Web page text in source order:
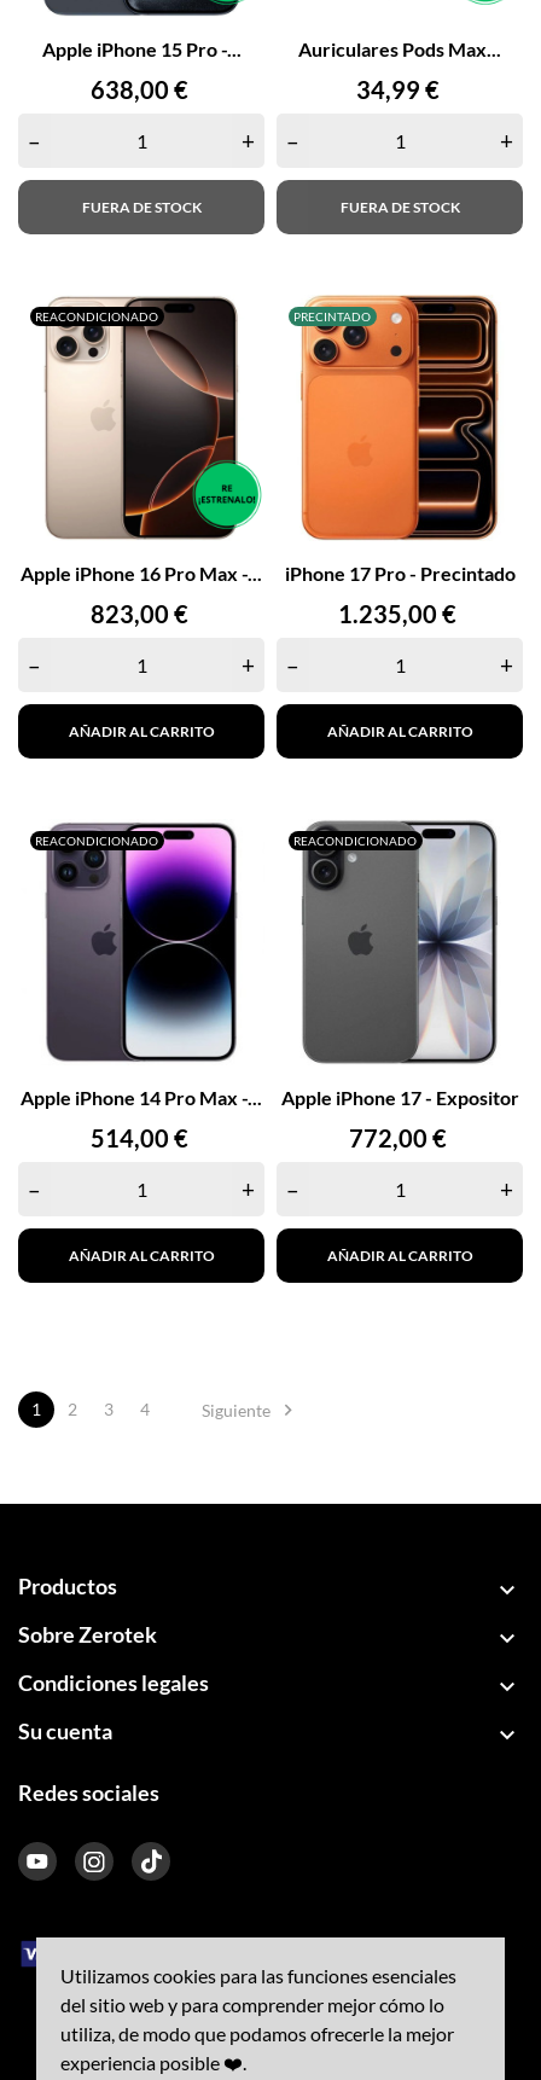
Utilizamos cookies para las funciones esenciales
del sitio web y para comprender mejor cómo lo
utiliza, de modo que podamos ofrecerle la mejor
experiencia posible ❤️.
Apple iPhone 15 Pro -...
Precio
638,00 €
– +
FUERA DE STOCK
Auriculares Pods Max...
Precio
34,99 €
– +
FUERA DE STOCK
REACONDICIONADO
Apple iPhone 16 Pro Max -...
Precio
823,00 €
– +
AÑADIR AL CARRITO
PRECINTADO
iPhone 17 Pro - Precintado
Precio
1.235,00 €
– +
AÑADIR AL CARRITO
REACONDICIONADO
Apple iPhone 14 Pro Max -...
Precio
514,00 €
– +
AÑADIR AL CARRITO
REACONDICIONADO
Apple iPhone 17 - Expositor
Precio
772,00 €
– +
AÑADIR AL CARRITO
1 2 3 4 Siguiente 
Productos 
Sobre Zerotek 
Condiciones legales 
Su cuenta 
Redes sociales